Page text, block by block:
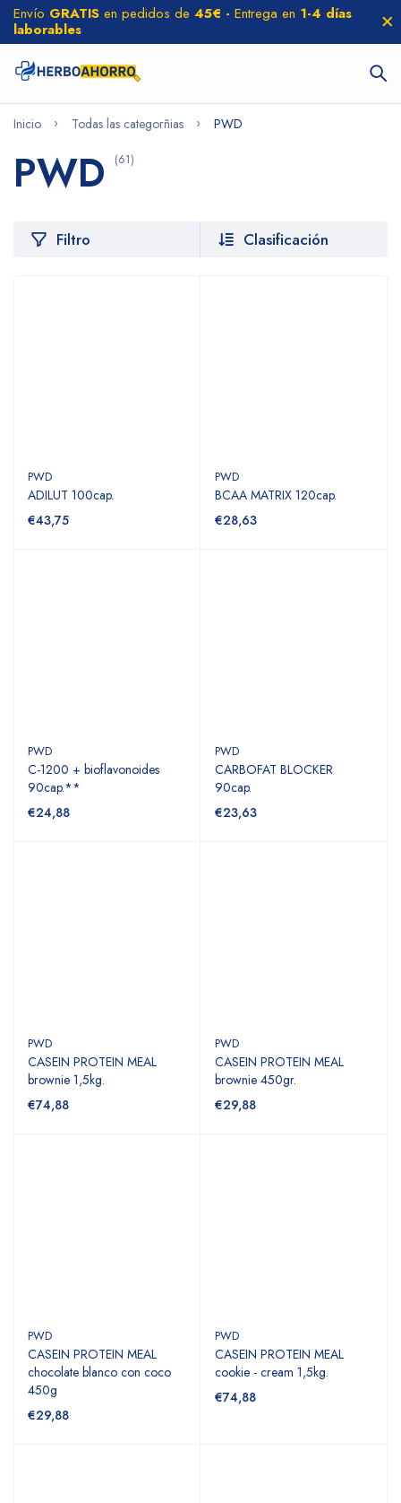
Envío GRATIS en pedidos de 45€ - Entrega en 1-4 días
laborables
Inicio Todas las categorñias PWD
PWD (61)
Filtro Clasificación
PWD
ADILUT 100cap.
€43,75
PWD
BCAA MATRIX 120cap.
€28,63
PWD
C-1200 + bioflavonoides
90cap.**
€24,88
PWD
CARBOFAT BLOCKER
90cap.
€23,63
PWD
CASEIN PROTEIN MEAL
brownie 1,5kg.
€74,88
PWD
CASEIN PROTEIN MEAL
brownie 450gr.
€29,88
PWD
CASEIN PROTEIN MEAL
chocolate blanco con coco
450g
€29,88
PWD
CASEIN PROTEIN MEAL
cookie - cream 1,5kg.
€74,88